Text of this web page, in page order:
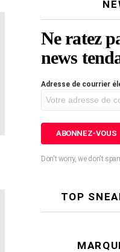
Ne ratez
news
Adresse de courrier
Don't worry, we don't
TOP